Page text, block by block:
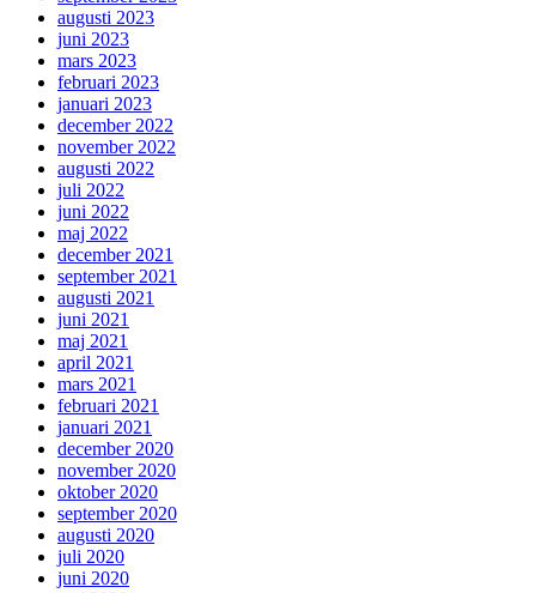
augusti 2023
juni 2023
mars 2023
februari 2023
januari 2023
december 2022
november 2022
augusti 2022
juli 2022
juni 2022
maj 2022
december 2021
september 2021
augusti 2021
juni 2021
maj 2021
april 2021
mars 2021
februari 2021
januari 2021
december 2020
november 2020
oktober 2020
september 2020
augusti 2020
juli 2020
juni 2020